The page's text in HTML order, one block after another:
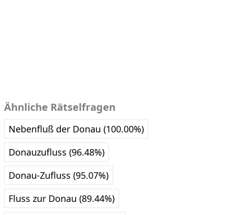
Ähnliche Rätselfragen
Nebenfluß der Donau (100.00%)
Donauzufluss (96.48%)
Donau-Zufluss (95.07%)
Fluss zur Donau (89.44%)